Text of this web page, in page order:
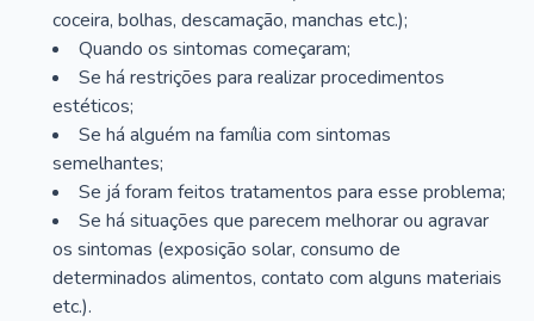
coceira, bolhas, descamação, manchas etc.);
Quando os sintomas começaram;
Se há restrições para realizar procedimentos
estéticos;
Se há alguém na família com sintomas
semelhantes;
Se já foram feitos tratamentos para esse problema;
Se há situações que parecem melhorar ou agravar
os sintomas (exposição solar, consumo de
determinados alimentos, contato com alguns materiais
etc.).